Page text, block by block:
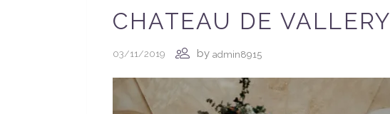
CHATEAU DE VALLERY
03/11/2019 by admin8915